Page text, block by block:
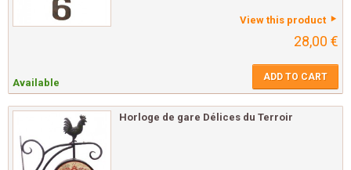
View this product
28,00 €
Available ADD TO CART
Horloge de gare Délices du Terroir